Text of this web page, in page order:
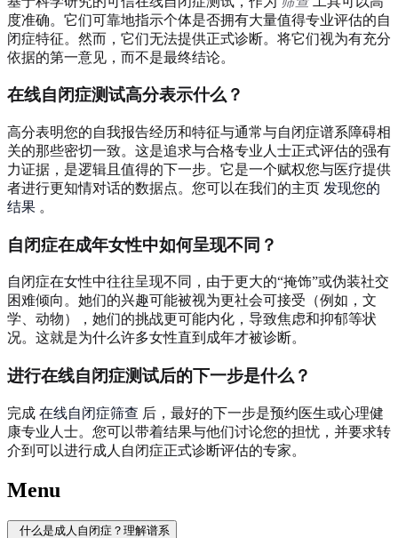
度准确。它们可靠地指示个体是否拥有大量值得专业评估的自
闭症特征。然而，它们无法提供正式诊断。将它们视为有充分
依据的第一意见，而不是最终结论。
在线自闭症测试高分表示什么？
高分表明您的自我报告经历和特征与通常与自闭症谱系障碍相
关的那些密切一致。这是追求与合格专业人士正式评估的强有
力证据，是逻辑且值得的下一步。它是一个赋权您与医疗提供
者进行更知情对话的数据点。您可以在我们的主页 发现您的
结果 。
自闭症在成年女性中如何呈现不同？
自闭症在女性中往往呈现不同，由于更大的“掩饰”或伪装社交
困难倾向。她们的兴趣可能被视为更社会可接受（例如，文
学、动物），她们的挑战更可能内化，导致焦虑和抑郁等状
况。这就是为什么许多女性直到成年才被诊断。
进行在线自闭症测试后的下一步是什么？
完成 在线自闭症筛查 后，最好的下一步是预约医生或心理健
康专业人士。您可以带着结果与他们讨论您的担忧，并要求转
介到可以进行成人自闭症正式诊断评估的专家。
Menu
什么是成人自闭症？理解谱系